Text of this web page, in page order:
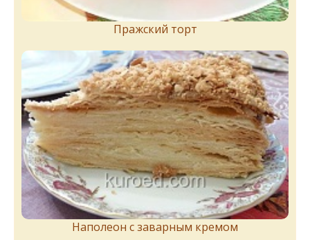
Пражский торт
Наполеон с заварным кремом